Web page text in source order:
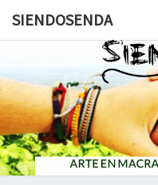
SIENDOSENDA